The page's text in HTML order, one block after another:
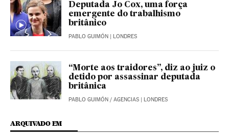
Deputada Jo Cox, uma força
emergente do trabalhismo
britânico
PABLO GUIMÓN | LONDRES
“Morte aos traidores”, diz ao juiz o
detido por assassinar deputada
britânica
PABLO GUIMÓN / AGENCIAS | LONDRES
ARQUIVADO EM